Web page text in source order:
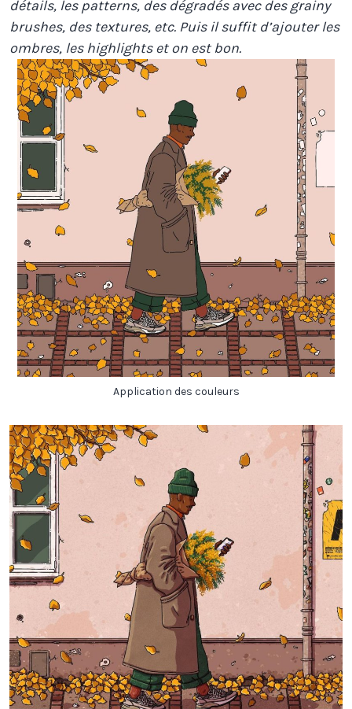
détails, les patterns, des dégradés avec des grainy
brushes, des textures, etc. Puis il suffit d’ajouter les
ombres, les highlights et on est bon.
Application des couleurs